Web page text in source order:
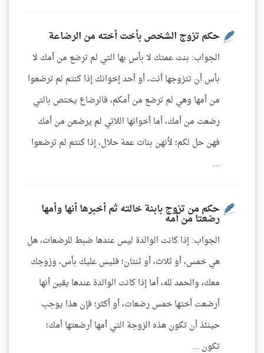
حكم تزوج الشخص بأخت أخته من الرضاعة
الجواب: بنت عمتك لا بأس بها التي لم ترضع من أمك لا
بأس أن تتزوجها أنت، أو أحد إخوانك إذا كنتم لم ترضعوا
من أمها وهي لم ترضع من أمكم، فالرضاع يختص بالتي
رضعت من أمك، أما أخواتها اللاتي لم يرضعن من أمك
فهن حل لكم؛ لأنهن بنات عمة حلال، إذا كنتم لم ترضعوا
...
حكم من تزوج بابنة خالته ثم أخبرها أنها وأمها
رضعتا من أمه
الجواب: إذا كانت الوالدة ليس عندها ضبط للرضعات، هل
هي خمس، أو ثلاث، أو ثنتان؛ فليس عليك بأس، وزوجك
معك، والحمد لله، أما إذا كانت الوالدة عندها يقين أنها
أرضعت أختها خمس رضعات، أو أكثر؛ فإن هذا يوجب
حينئذ أن تكون هذه الزوجة التي أمها أرضعتها أمك؛
تكون ...